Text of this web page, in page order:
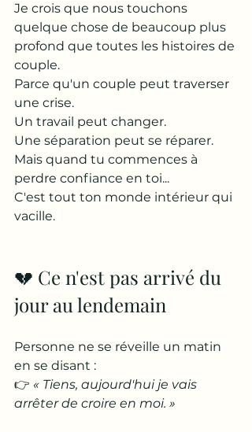
Je crois que nous touchons
quelque chose de beaucoup plus
profond que toutes les histoires de
couple.
Parce qu'un couple peut traverser
une crise.
Un travail peut changer.
Une séparation peut se réparer.
Mais quand tu commences à
perdre confiance en toi...
C'est tout ton monde intérieur qui
vacille.
💔 Ce n'est pas arrivé du
jour au lendemain
Personne ne se réveille un matin
en se disant :
👉 « Tiens, aujourd'hui je vais
arrêter de croire en moi. »